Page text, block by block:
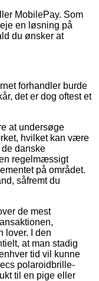
MobilePay. Som
en løsning på
du ønsker at
forhandler burde
det er dog oftest et
at undersøge
hvilket kan være
danske
regelmæssigt
på området.
såfremt du
de mest
lover. I den
at man stadig
tid vil kunne
polaroidbrille-
til en pige eller